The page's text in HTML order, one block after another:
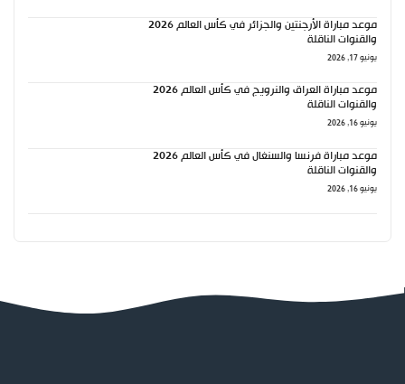
موعد مباراة الأرجنتين والجزائر في كأس العالم 2026
والقنوات الناقلة
يونيو 17, 2026
موعد مباراة العراق والنرويج في كأس العالم 2026
والقنوات الناقلة
يونيو 16, 2026
موعد مباراة فرنسا والسنغال في كأس العالم 2026
والقنوات الناقلة
يونيو 16, 2026